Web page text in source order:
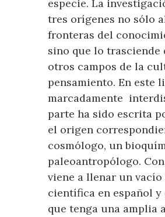
especie. La
tres orígenes no sólo
fronteras del
sino que lo trasciende
otros campos de la
pensamiento. En este
marcadamente
parte ha sido escrita
el origen
cosmólogo, un
paleoantropólogo.
viene a llenar un
científica en español y
que tenga una amplia